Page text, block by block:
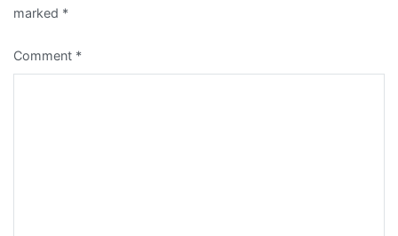
marked *
Comment *